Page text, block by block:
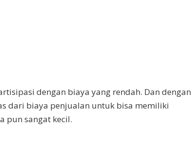
dengan biaya yang rendah. Dan dengan
dari biaya penjualan untuk bisa memiliki
pun sangat kecil.